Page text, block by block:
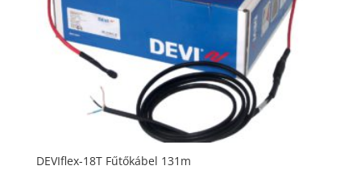
DEVIflex-18T Fűtőkábel 131m